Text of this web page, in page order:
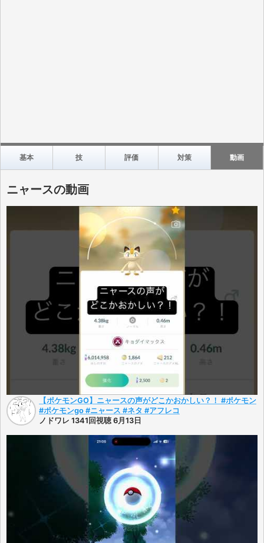
基本 技 評価 対策 動画
ニャースの動画
【ポケモンGO】ニャースの声がどこかおかしい？！ #ポケモン
#ポケモンgo #ニャース #ネタ #アフレコ
ノドワレ 1341回視聴 6月13日